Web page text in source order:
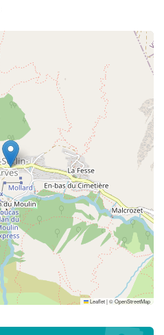
Leaflet|©OpenStreetMap